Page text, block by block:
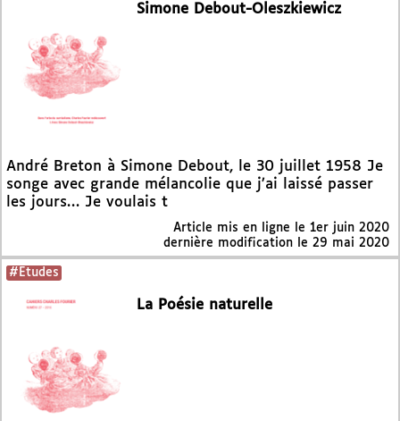
Simone Debout-Oleszkiewicz
André Breton à Simone Debout, le 30 juillet 1958 Je
songe avec grande mélancolie que j’ai laissé passer
les jours… Je voulais t
Article mis en ligne le 1er juin 2020
dernière modification le 29 mai 2020
#Etudes
La Poésie naturelle